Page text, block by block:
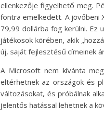
ellenkezője figyelhető meg.
fontra emelkedett. A jövőbeni
79,99 dollárba fog kerülni.
játékosok körében, akik
új, saját fejlesztésű címeinek
A Microsoft nem kívánta
eltérhetnek az országok és
változásokat, és próbálnak
jelentős hatással lehetnek a